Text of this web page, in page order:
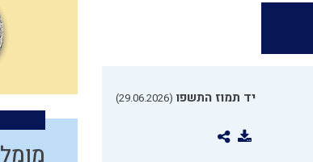
יד תמוז התשפו (29.06.2026)